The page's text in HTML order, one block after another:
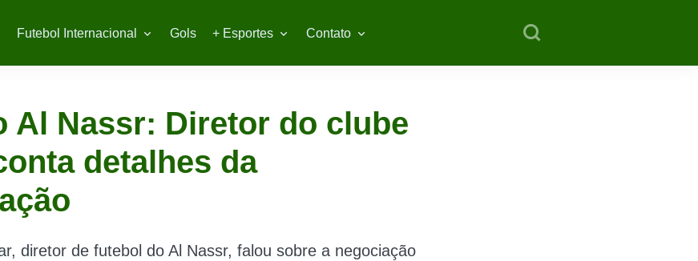
Futebol Internacional Gols + Esportes Contato
Al Nassr: Diretor do clube
detalhes da
diretor de futebol do Al Nassr, falou sobre a negociação